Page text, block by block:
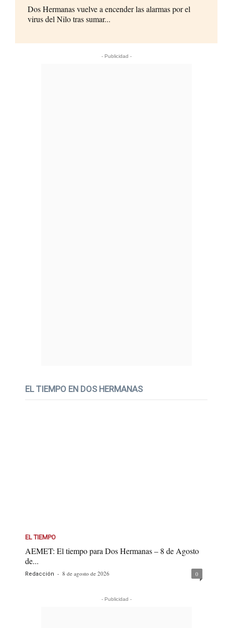
Dos Hermanas vuelve a encender las alarmas por el
virus del Nilo tras sumar...
- Publicidad -
EL TIEMPO EN DOS HERMANAS
EL TIEMPO
AEMET: El tiempo para Dos Hermanas – 8 de Agosto
de...
Redacción - 8 de agosto de 2026 0
- Publicidad -